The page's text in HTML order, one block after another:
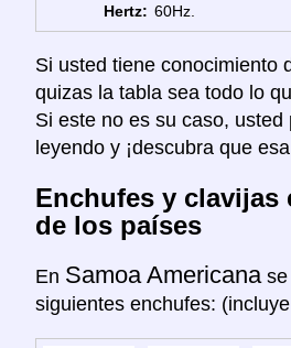
Hertz: 60Hz.
Si usted tiene conocimiento
quizas la tabla sea todo lo
Si este no es su caso, usted
leyendo y ¡descubra que
Enchufes y clavijas
de los países
En Samoa Americana
siguientes enchufes: